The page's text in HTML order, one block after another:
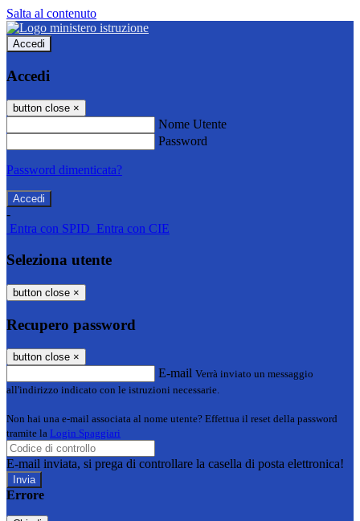
Salta al contenuto
Accedi
Accedi
button close ×
Nome Utente
Password
Password dimenticata?
-
Entra con SPID Entra con CIE
Seleziona utente
button close ×
Recupero password
button close ×
E-mail Verrà inviato un messaggio
all'indirizzo indicato con le istruzioni necessarie.
Non hai una e-mail associata al nome utente? Effettua il reset della password
tramite la Login Spaggiari
E-mail inviata, si prega di controllare la casella di posta elettronica!
Errore